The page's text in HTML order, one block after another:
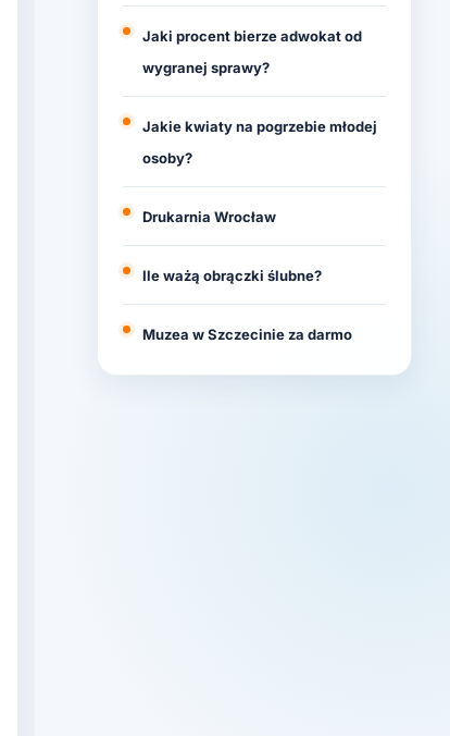
Jaki procent bierze adwokat od
wygranej sprawy?
Jakie kwiaty na pogrzebie młodej
osoby?
Drukarnia Wrocław
Ile ważą obrączki ślubne?
Muzea w Szczecinie za darmo